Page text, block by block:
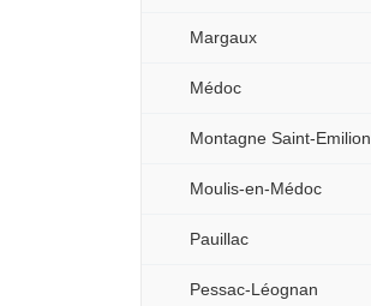
Margaux
Médoc
Montagne Saint-Emilion
Moulis-en-Médoc
Pauillac
Pessac-Léognan